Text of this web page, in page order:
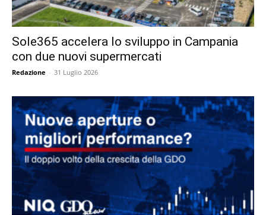
Sole365 accelera lo sviluppo in Campania
con due nuovi supermercati
Redazione - 31 Luglio 2026